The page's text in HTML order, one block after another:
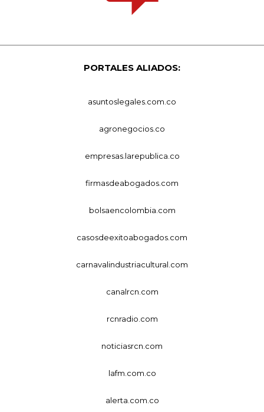
PORTALES ALIADOS:
asuntoslegales.com.co
agronegocios.co
empresas.larepublica.co
firmasdeabogados.com
bolsaencolombia.com
casosdeexitoabogados.com
carnavalindustriacultural.com
canalrcn.com
rcnradio.com
noticiasrcn.com
lafm.com.co
alerta.com.co